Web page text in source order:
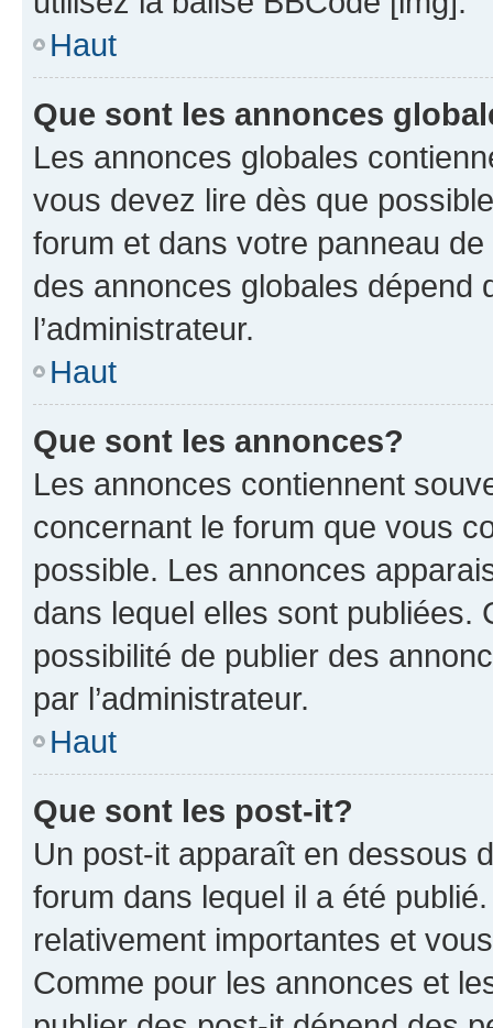
Haut
Que sont les annonces
Les annonces globales
vous devez lire dès que
forum et dans votre panneau
des annonces globales dépend
l’administrateur.
Haut
Que sont les annonces?
Les annonces contiennent
concernant le forum que vous
possible. Les annonces
dans lequel elles sont publiées.
possibilité de publier des
par l’administrateur.
Haut
Que sont les post-it?
Un post-it apparaît en dessous
forum dans lequel il a été
relativement importantes et
Comme pour les annonces et